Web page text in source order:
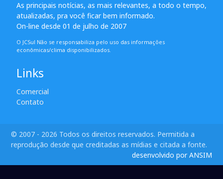
As principais notícias, as mais relevantes, a todo o tempo,
atualizadas, pra você ficar bem informado.
On-line desde 01 de julho de 2007
O JCSul Não se responsabiliza pelo uso das informações
econômicas/clima disponibilizados.
Links
Comercial
Contato
© 2007 - 2026 Todos os direitos reservados. Permitida a
reprodução desde que creditadas as mídias e citada a fonte.
desenvolvido por ANSIM